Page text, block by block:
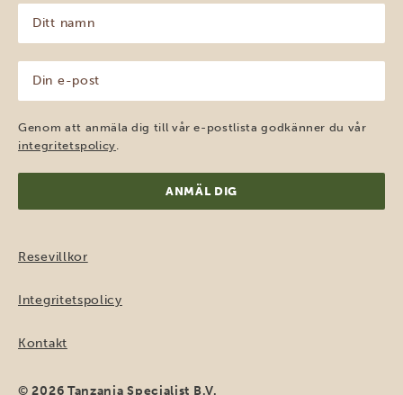
namn
(Obligatoriskt)
post
(Obligatoriskt)
Genom att anmäla dig till vår e-postlista godkänner du vår
integritetspolicy
Resevillkor
Integritetspolicy
Kontakt
© 2026 Tanzania Specialist B.V.